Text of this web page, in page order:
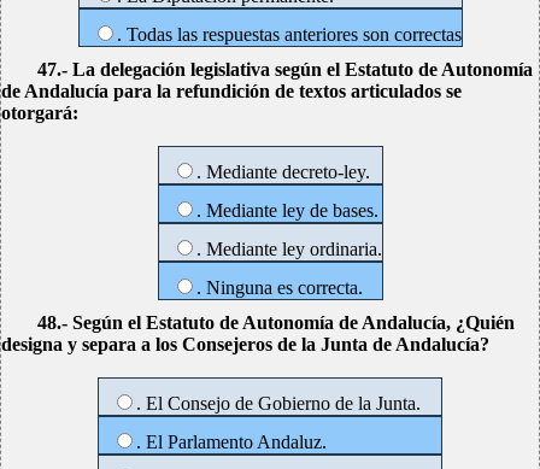
. Todas las respuestas anteriores son correctas
47.- La delegación legislativa según el Estatuto de Autonomía
de Andalucía para la refundición de textos articulados se
otorgará:
. Mediante decreto-ley.
. Mediante ley de bases.
. Mediante ley ordinaria.
. Ninguna es correcta.
48.- Según el Estatuto de Autonomía de Andalucía, ¿Quién
designa y separa a los Consejeros de la Junta de Andalucía?
. El Consejo de Gobierno de la Junta.
. El Parlamento Andaluz.